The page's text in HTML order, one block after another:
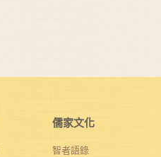
儒家文化
智者語錄